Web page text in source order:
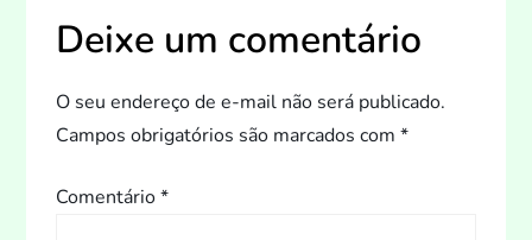
ã
o
Deixe um comentário
O seu endereço de e-mail não será publicado.
Campos obrigatórios são marcados com*
Comentário*